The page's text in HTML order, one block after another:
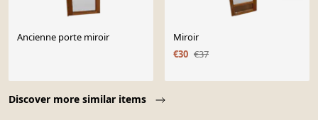
Discover more similar items
Ancienne porte miroir
Miroir
€30 €37